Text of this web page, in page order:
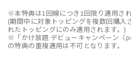
※本特典は1回線につき1回限り適用され
(期間中に対象トッピングを複数回購入
れたトッピングにのみ適用されます。)
※「かけ放題 デビューキャンペーン〈
の特典の重複適用は不可となります。